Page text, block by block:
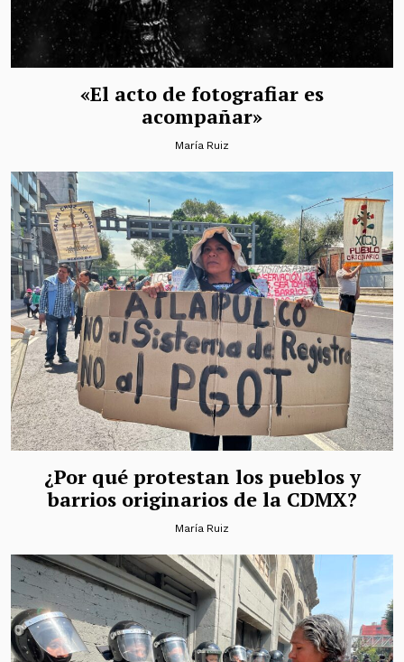
«El acto de fotografiar es
acompañar»
María Ruiz
¿Por qué protestan los pueblos y
barrios originarios de la CDMX?
María Ruiz